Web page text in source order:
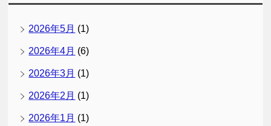
2026年5月 (1)
2026年4月 (6)
2026年3月 (1)
2026年2月 (1)
2026年1月 (1)